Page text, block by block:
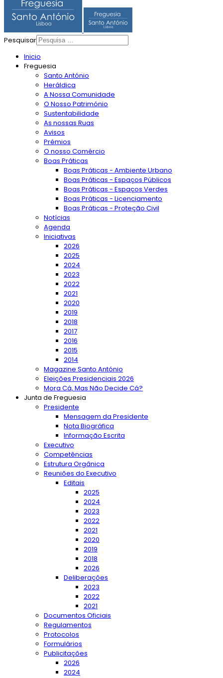
Pesquisar
Inicio
Freguesia
Santo António
Heráldica
A Nossa Comunidade
O Nosso Património
Sustentabilidade
As nossas Ruas
Avisos
Prémios
O nosso Comércio
Boas Práticas
Boas Práticas - Ambiente Urbano
Boas Práticas - Espaços Públicos
Boas Práticas - Espaços Verdes
Boas Práticas - Licenciamento
Boas Práticas - Proteção Civil
Notícias
Agenda
Iniciativas
2026
2025
2024
2023
2022
2021
2020
2019
2018
2017
2016
2015
2014
Magazine Santo António
Eleições Presidenciais 2026
Mora Cá, Mas Não Decide Cá?
Junta de Freguesia
Presidente
Mensagem da Presidente
Nota Biográfica
Informação Escrita
Executivo
Competências
Estrutura Orgânica
Reuniões do Executivo
Editais
2025
2024
2023
2022
2021
2020
2019
2018
2026
Deliberações
2023
2022
2021
Documentos Oficiais
Regulamentos
Protocolos
Formulários
Publicitações
2026
2024